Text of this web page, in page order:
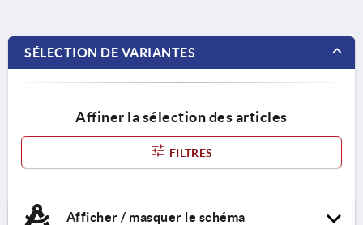
SÉLECTION DE VARIANTES
Affiner la sélection des articles
FILTRES
Afficher / masquer le schéma